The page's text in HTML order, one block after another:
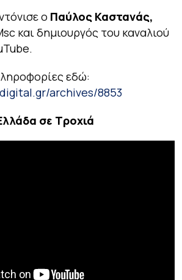
ο Παύλος Καστανάς,
και δημιουργός του καναλιού
εδώ:
archives/8853
σε Τροχιά